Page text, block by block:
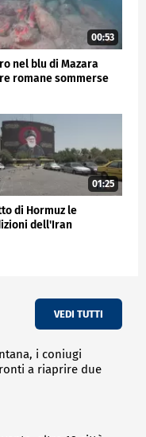
00:53
nel blu di Mazara
romane sommerse
01:25
di Hormuz le
dell'Iran
VEDI TUTTI
i coniugi
a riaprire due